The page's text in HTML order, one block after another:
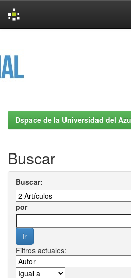
Dspace de la Universidad del
Buscar
Buscar:
por
Filtros actuales: